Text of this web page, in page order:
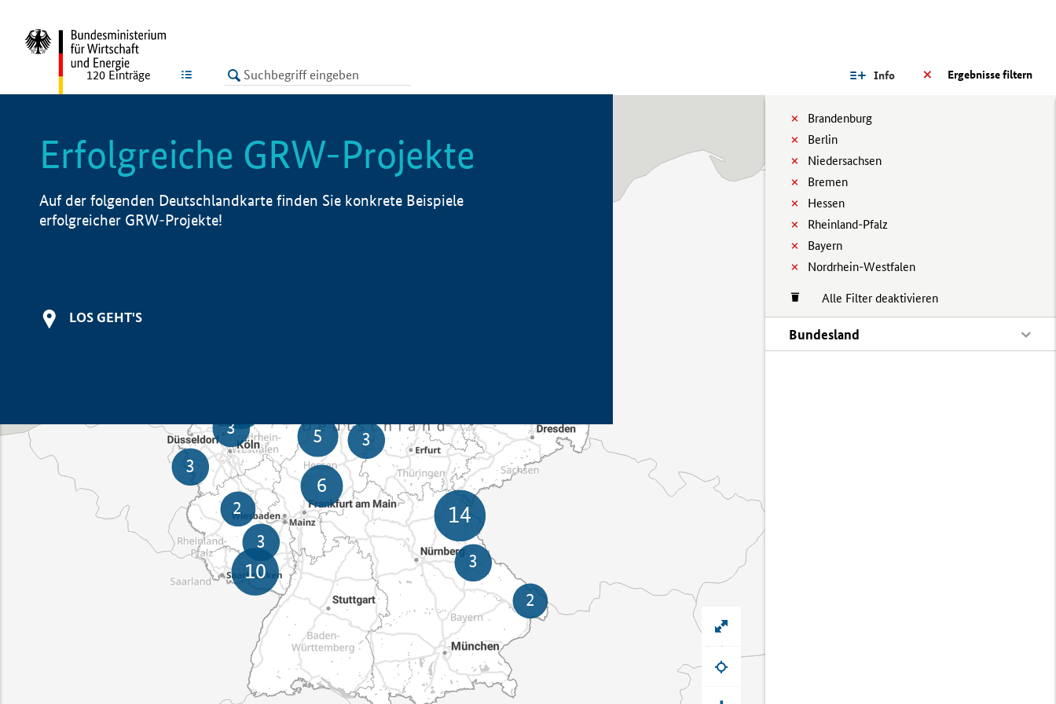
LISTE Ergebnisse filtern
Info
Brandenburg
Berlin
Niedersachsen
Bremen
Hessen
Rheinland-Pfalz
Bayern
Nordrhein-Westfalen
Alle Filter deaktivieren
Bundesland
120 Einträge
Erfolgreiche GRW-Projekte
Auf der folgenden Deutschlandkarte finden Sie konkrete Beispiele
erfolgreicher GRW-Projekte!
LOS GEHT'S